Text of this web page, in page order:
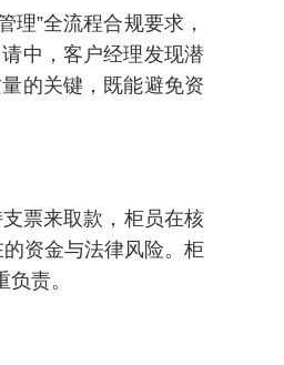
”全流程合规要求，
中，客户经理发现潜
的关键，既能避免资
票来取款，柜员在核
资金与法律风险。柜
责。